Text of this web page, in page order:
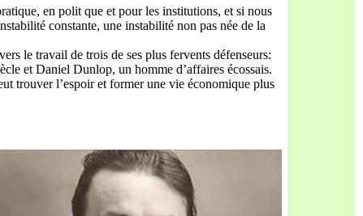
en polit que et pour les institutions, et si nous
constante, une instabilité non pas née de la
le travail de trois de ses plus fervents défenseurs:
et Daniel Dunlop, un homme d’affaires écossais.
trouver l’espoir et former une vie économique plus